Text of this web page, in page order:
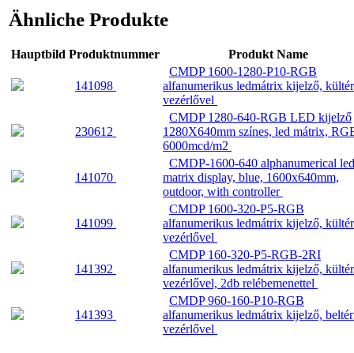
Ähnliche Produkte
Hauptbild Produktnummer Produkt Name
141098
CMDP 1600-1280-P10-RGB
alfanumerikus ledmátrix kijelző,
vezérlővel
230612
CMDP 1280-640-RGB LED kijelző
1280X640mm színes, led mátrix,
6000mcd/m2
141070
CMDP-1600-640 alphanumerical led
matrix display, blue, 1600x640mm,
outdoor, with controller
141099
CMDP 1600-320-P5-RGB
alfanumerikus ledmátrix kijelző,
vezérlővel
141392
CMDP 160-320-P5-RGB-2RI
alfanumerikus ledmátrix kijelző,
vezérlővel, 2db relébemenettel
141393
CMDP 960-160-P10-RGB
alfanumerikus ledmátrix kijelző,
vezérlővel